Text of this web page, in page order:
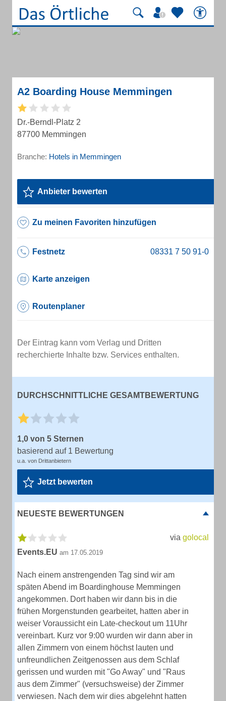
A2 Boarding House Memmingen
Dr.-Berndl-Platz 2
87700 Memmingen
Branche: Hotels in Memmingen
Anbieter bewerten
Zu meinen Favoriten hinzufügen
Festnetz
Karte anzeigen
Routenplaner
Der Eintrag kann vom Verlag und Dritten
recherchierte Inhalte bzw. Services enthalten.
DURCHSCHNITTLICHE GESAMTBEWERTUNG
1,0 von 5 Sternen
basierend auf 1 Bewertung
u.a. von Drittanbietern
Jetzt bewerten
NEUESTE BEWERTUNGEN
via golocal
Events.EU am 17.05.2019
Nach einem anstrengenden Tag sind wir am
späten Abend im Boardinghouse Memmingen
angekommen. Dort haben wir dann bis in die
frühen Morgenstunden gearbeitet, hatten aber in
weiser Voraussicht ein Late-checkout um 11Uhr
vereinbart. Kurz vor 9:00 wurden wir dann aber in
allen Zimmern von einem höchst lauten und
unfreundlichen Zeitgenossen aus dem Schlaf
gerissen und wurden mit "Go Away" und "Raus
aus dem Zimmer" (versuchsweise) der Zimmer
verwiesen. Nach dem wir dies abgelehnt hatten